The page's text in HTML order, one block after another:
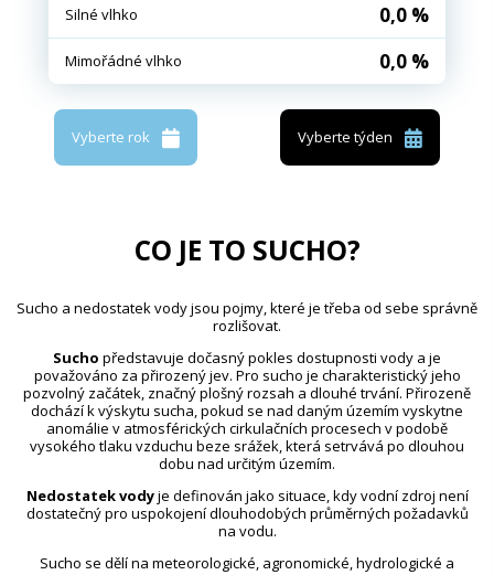
Silné vlhko 0,0 %
Mimořádné vlhko 0,0 %
Vyberte rok Vyberte týden
CO JE TO SUCHO?
Sucho a nedostatek vody jsou pojmy, které je třeba od sebe správně
rozlišovat.
Sucho představuje dočasný pokles dostupnosti vody a je
považováno za přirozený jev. Pro sucho je charakteristický jeho
pozvolný začátek, značný plošný rozsah a dlouhé trvání. Přirozeně
dochází k výskytu sucha, pokud se nad daným územím vyskytne
anomálie v atmosférických cirkulačních procesech v podobě
vysokého tlaku vzduchu beze srážek, která setrvává po dlouhou
dobu nad určitým územím.
Nedostatek vodyje definován jako situace, kdy vodní zdroj není
dostatečný pro uspokojení dlouhodobých průměrných požadavků
na vodu.
Sucho se dělí na meteorologické, agronomické, hydrologické a